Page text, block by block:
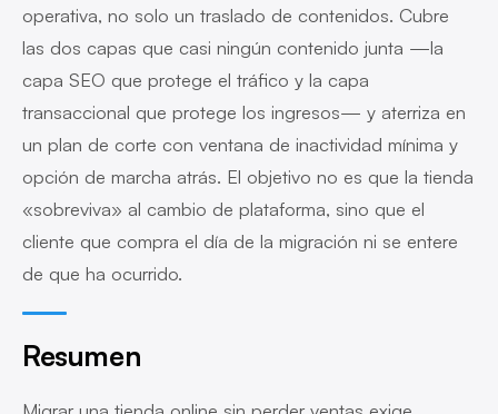
operativa, no solo un traslado de contenidos. Cubre
las dos capas que casi ningún contenido junta —la
capa SEO que protege el tráfico y la capa
transaccional que protege los ingresos— y aterriza en
un plan de corte con ventana de inactividad mínima y
opción de marcha atrás. El objetivo no es que la tienda
«sobreviva» al cambio de plataforma, sino que el
cliente que compra el día de la migración ni se entere
de que ha ocurrido.
Resumen